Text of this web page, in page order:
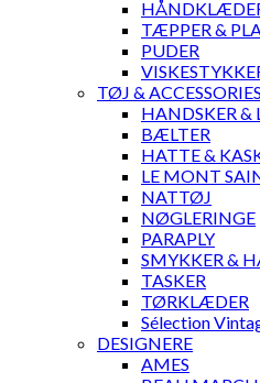
TÆPPER &
PUDER
TØJ & ACCESSORIES
HANDSKER &
BÆLTER
HATTE &
LE MONT
NATTØJ
NØGLERINGE
PARAPLY
SMYKKER &
TASKER
TØRKLÆDER
Sélection
DESIGNERE
AMES